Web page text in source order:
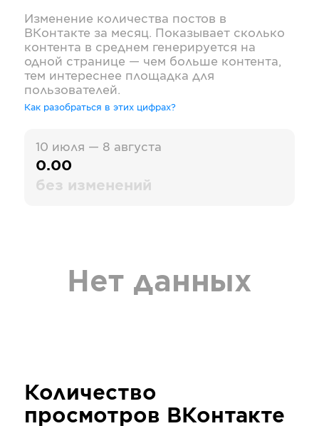
Изменение количества постов в
ВКонтакте за месяц. Показывает сколько
контента в среднем генерируется на
одной странице — чем больше контента,
тем интереснее площадка для
пользователей.
Как разобраться в этих цифрах?
10 июля — 8 августа
0.00
без изменений
Нет данных
Количество
просмотров ВКонтакте